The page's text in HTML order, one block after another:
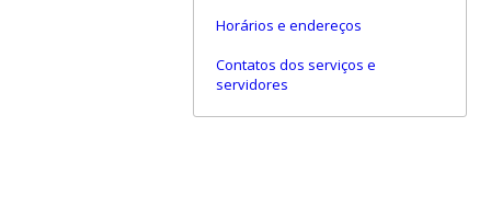
Horários e endereços
Contatos dos serviços e
servidores